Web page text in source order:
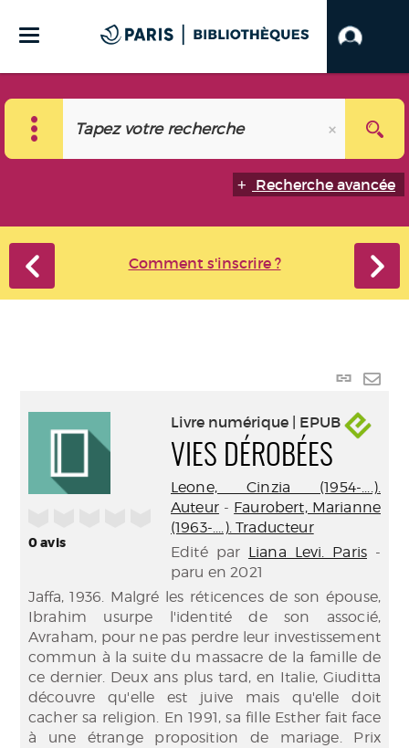
Recherche avancée
Comment s'inscrire ?
Lien
0avis
Livre numérique | EPUB
VIES DÉROBÉES
Leone, Cinzia (1954-....).
Auteur- Faurobert, Marianne
(1963-....). Traducteur
Edité par Liana Levi. Paris -
paru en 2021
Jaffa, 1936. Malgré les réticences de son épouse,
Ibrahim usurpe l'identité de son associé,
Avraham, pour ne pas perdre leur investissement
commun à la suite du massacre de la famille de
ce dernier. Deux ans plus tard, en Italie, Giuditta
découvre qu'elle est juive mais qu'elle doit
cacher sa religion. En 1991, sa fille Esther fait face
à une étrange proposition de mariage. Prix